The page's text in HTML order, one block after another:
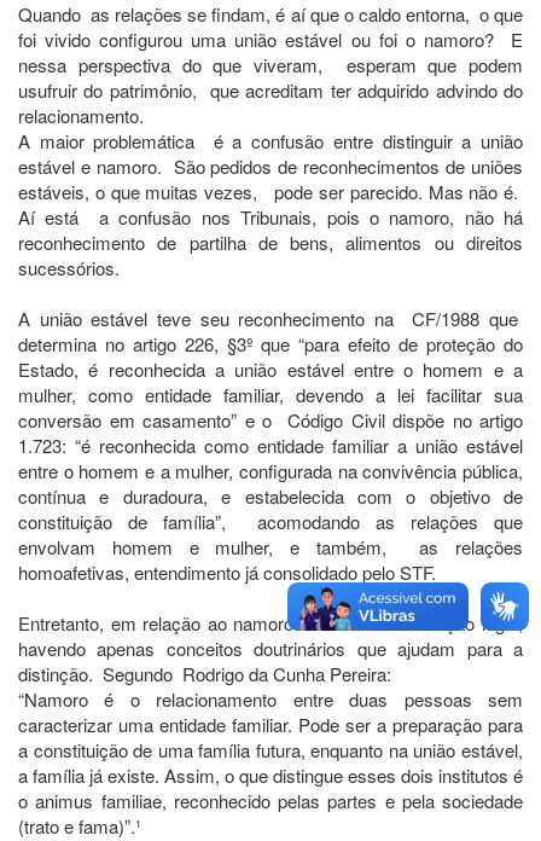
Quando as relações se findam, é aí que o caldo entorna, o que
foi vivido configurou uma união estável ou foi o namoro? E
nessa perspectiva do que viveram, esperam que podem
usufruir do patrimônio, que acreditam ter adquirido advindo do
relacionamento.
A maior problemática é a confusão entre distinguir a união
estável e namoro. São pedidos de reconhecimentos de uniões
estáveis, o que muitas vezes, pode ser parecido. Mas não é.
Aí está a confusão nos Tribunais, pois o namoro, não há
reconhecimento de partilha de bens, alimentos ou direitos
sucessórios.
A união estável teve seu reconhecimento na CF/1988 que
determina no artigo 226, §3º que “para efeito de proteção do
Estado, é reconhecida a união estável entre o homem e a
mulher, como entidade familiar, devendo a lei facilitar sua
conversão em casamento” e o Código Civil dispõe no artigo
1.723: “é reconhecida como entidade familiar a união estável
entre o homem e a mulher, configurada na convivência pública,
contínua e duradoura, e estabelecida com o objetivo de
constituição de família”, acomodando as relações que
envolvam homem e mulher, e também, as relações
homoafetivas, entendimento já consolidado pelo STF.
Entretanto, em relação ao namoro não há uma definição legal,
havendo apenas conceitos doutrinários que ajudam para a
distinção. Segundo Rodrigo da Cunha Pereira:
“Namoro é o relacionamento entre duas pessoas sem
caracterizar uma entidade familiar. Pode ser a preparação para
a constituição de uma família futura, enquanto na união estável,
a família já existe. Assim, o que distingue esses dois institutos é
o animus familiae, reconhecido pelas partes e pela sociedade
(trato e fama)”.¹